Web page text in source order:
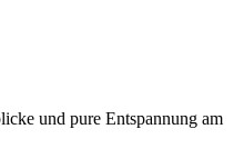
und pure Entspannung am